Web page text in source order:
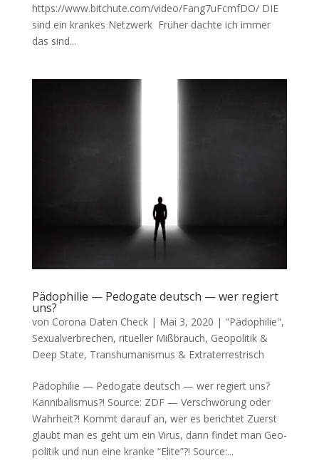
https://www.bitchute.com/video/Fang7uFcmfDO/ DIE
sind ein kran­kes Netzwerk Frü­her dach­te ich immer
das sind...
Pädophilie — Pedogate deutsch — wer regiert
uns?
von Corona Daten Check| Mai 3, 2020 | "Pädophilie",
Sexualverbrechen, ritueller Mißbrauch, Geopolitik &
Deep State, Transhumanismus & Extraterrestrisch
Pädophilie — Pedogate deutsch — wer regiert uns?
Kan­ni­ba­lis­mus?! Source: ZDF — Ver­schwö­rung oder
Wahr­heit?! Kommt dar­auf an, wer es berichtet Zuerst
glaubt man es geht um ein Virus, dann fin­det man Geo­
po­li­tik und nun eine kran­ke “Eli­te”?! Source:...